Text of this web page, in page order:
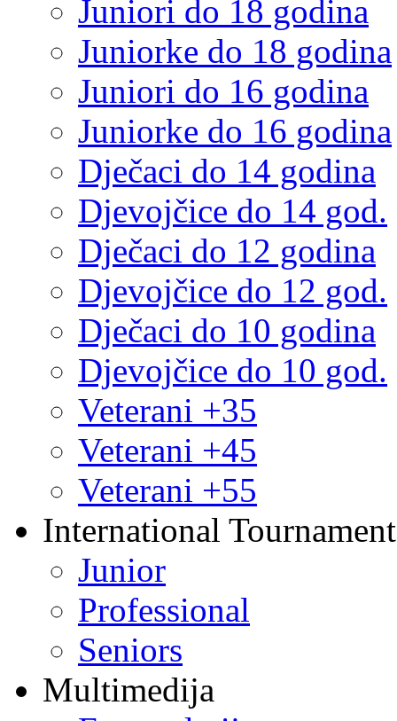
Juniori do 18 godina
Juniorke do 18 godina
Juniori do 16 godina
Juniorke do 16 godina
Dječaci do 14 godina
Djevojčice do 14 god.
Dječaci do 12 godina
Djevojčice do 12 god.
Dječaci do 10 godina
Djevojčice do 10 god.
Veterani +35
Veterani +45
Veterani +55
International
Junior
Professional
Seniors
Multimedija